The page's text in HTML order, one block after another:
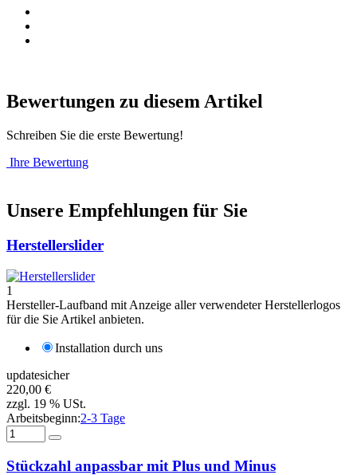
Bewertungen zu diesem Artikel
Schreiben Sie die erste Bewertung!
Ihre Bewertung
Unsere Empfehlungen für Sie
Herstellerslider
1
Hersteller-Laufband mit Anzeige aller verwendeter Herstellerlogos
für die Sie Artikel anbieten.
Installation durch uns
updatesicher
220,00 €
zzgl. 19 % USt.
Arbeitsbeginn:2-3 Tage
Stückzahl anpassbar mit Plus und Minus